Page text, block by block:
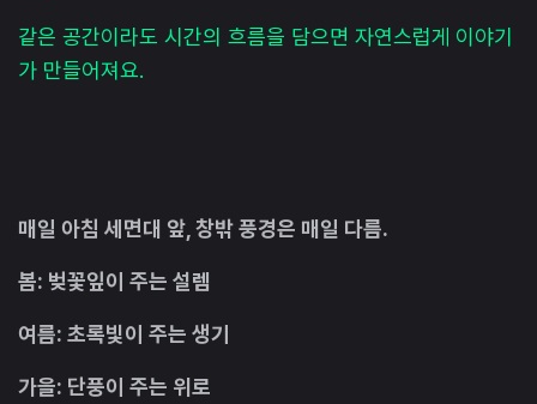
같은 공간이라도 시간의 흐름을 담으면 자연스럽게 이야기
가 만들어져요.
매일 아침 세면대 앞, 창밖 풍경은 매일 다름.
봄: 벚꽃잎이 주는 설렘
여름: 초록빛이 주는 생기
가을: 단풍이 주는 위로